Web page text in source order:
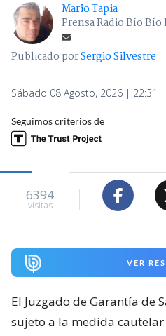
Mario Tapia
Prensa Radio Bío Bío
Publicado porSergio Silvestre
Sábado 08 Agosto, 2026 | 22:31
Seguimos criterios de
6394
visitas
VER
El Juzgado de Garantía de
sujeto a la medida